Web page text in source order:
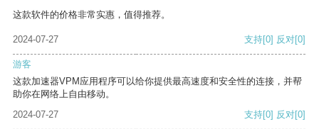
这款软件的价格非常实惠，值得推荐。
2024-07-27 支持[0] 反对[0]
游客
这款加速器VPM应用程序可以给你提供最高速度和安全性的连接，并帮
助你在网络上自由移动。
2024-07-27
支持[0] 反对[0]